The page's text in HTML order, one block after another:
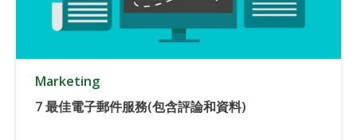
Marketing
7 最佳電子郵件服務(包含評論和資料)